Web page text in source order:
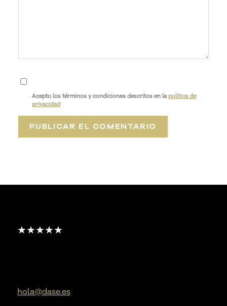
Acepto los términos y condiciones descritos en la política de
privacidad
★★★★★
hola@dase.es